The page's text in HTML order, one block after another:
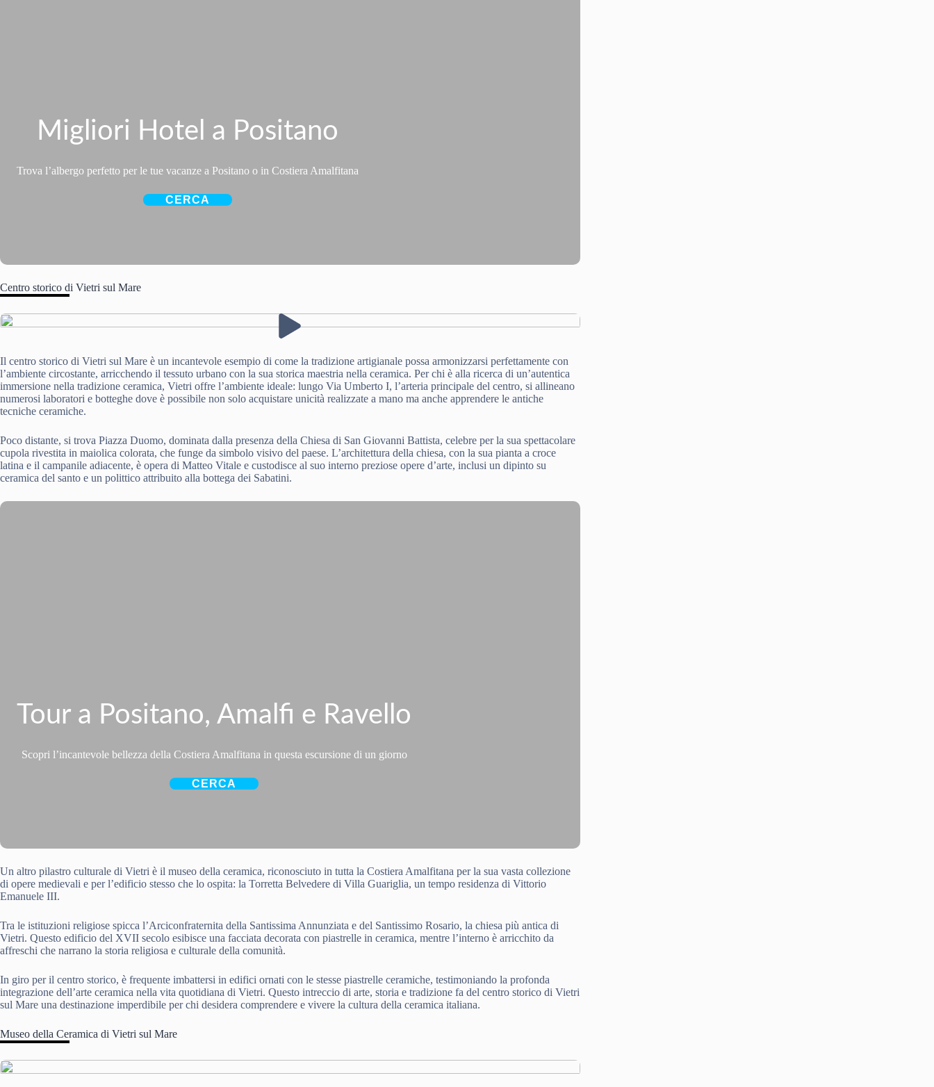
Migliori Hotel a Positano
Trova l’albergo perfetto per le tue vacanze a Positano o in Costiera Amalfitana
CERCA
Centro storico di Vietri sul Mare
Il centro storico di Vietri sul Mare è un incantevole esempio di come la tradizione artigianale possa armonizzarsi perfettamente con
l’ambiente circostante, arricchendo il tessuto urbano con la sua storica maestria nella ceramica. Per chi è alla ricerca di un’autentica
immersione nella tradizione ceramica, Vietri offre l’ambiente ideale: lungo Via Umberto I, l’arteria principale del centro, si allineano
numerosi laboratori e botteghe dove è possibile non solo acquistare unicità realizzate a mano ma anche apprendere le antiche
tecniche ceramiche.
Poco distante, si trova Piazza Duomo, dominata dalla presenza della Chiesa di San Giovanni Battista, celebre per la sua spettacolare
cupola rivestita in maiolica colorata, che funge da simbolo visivo del paese. L’architettura della chiesa, con la sua pianta a croce
latina e il campanile adiacente, è opera di Matteo Vitale e custodisce al suo interno preziose opere d’arte, inclusi un dipinto su
ceramica del santo e un polittico attribuito alla bottega dei Sabatini.
Tour a Positano, Amalfi e Ravello
Scopri l’incantevole bellezza della Costiera Amalfitana in questa escursione di un giorno
CERCA
Un altro pilastro culturale di Vietri è il museo della ceramica, riconosciuto in tutta la Costiera Amalfitana per la sua vasta collezione
di opere medievali e per l’edificio stesso che lo ospita: la Torretta Belvedere di Villa Guariglia, un tempo residenza di Vittorio
Emanuele III.
Tra le istituzioni religiose spicca l’Arciconfraternita della Santissima Annunziata e del Santissimo Rosario, la chiesa più antica di
Vietri. Questo edificio del XVII secolo esibisce una facciata decorata con piastrelle in ceramica, mentre l’interno è arricchito da
affreschi che narrano la storia religiosa e culturale della comunità.
In giro per il centro storico, è frequente imbattersi in edifici ornati con le stesse piastrelle ceramiche, testimoniando la profonda
integrazione dell’arte ceramica nella vita quotidiana di Vietri. Questo intreccio di arte, storia e tradizione fa del centro storico di Vietri
sul Mare una destinazione imperdibile per chi desidera comprendere e vivere la cultura della ceramica italiana.
Museo della Ceramica di Vietri sul Mare